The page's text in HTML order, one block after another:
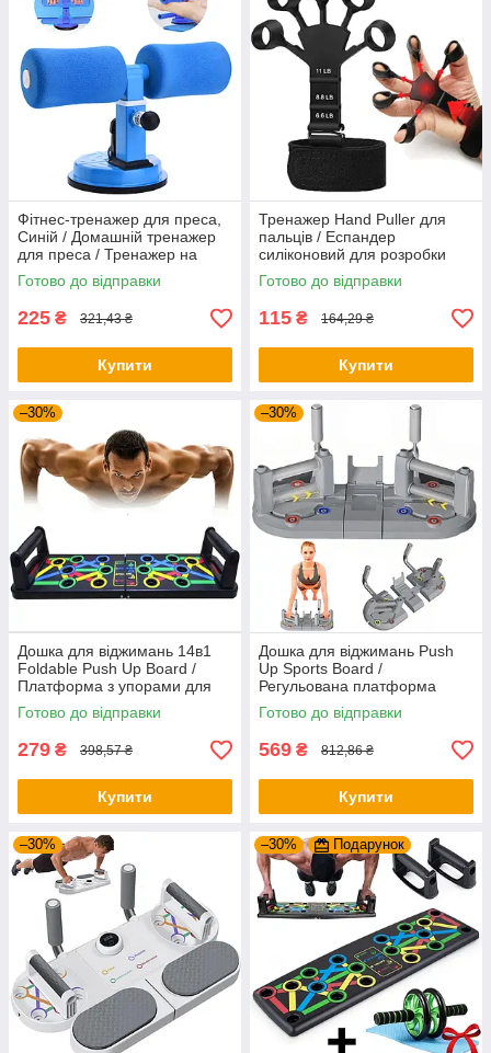
Фітнес-тренажер для преса,
Синій / Домашній тренажер
для преса / Тренажер на
присосках
Готово до відправки
225 ₴ 321,43 ₴
Купити
Тренажер Hand Puller для
пальців / Еспандер
силіконовий для розробки
пальців руки
Готово до відправки
115 ₴ 164,29 ₴
Купити
–30%
Дошка для віджимань 14в1
Foldable Push Up Board /
Платформа з упорами для
віджимань / Тренажер для
віджимання
Готово до відправки
279 ₴ 398,57 ₴
Купити
–30%
Дошка для віджимань Push
Up Sports Board /
Регульована платформа
тренажер для віджимань /
Упори від підлоги
Готово до відправки
569 ₴ 812,86 ₴
Купити
–30% –30% Подарунок